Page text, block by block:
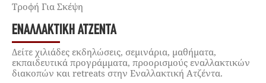
Τροφή Για Σκέψη
ΕΝΑΛΛΑΚΤΙΚΉ ΑΤΖΈΝΤΑ
Δείτε χιλιάδες εκδηλώσεις, σεμινάρια, μαθήματα,
εκπαιδευτικά προγράμματα, προορισμούς εναλλακτικών
διακοπών και retreats στην Εναλλακτική Ατζέντα.